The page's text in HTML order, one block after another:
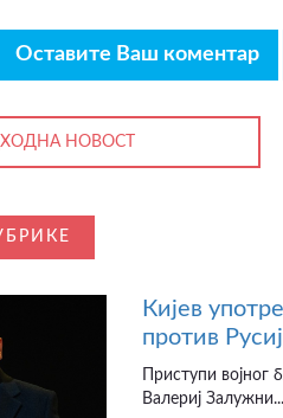
Оставите Ваш коментар
НОВОСТ
Кијев
против
Приступи војног
Валериј Залужни...